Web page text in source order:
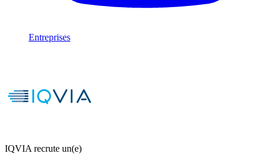
Entreprises
IQVIA recrute un(e)